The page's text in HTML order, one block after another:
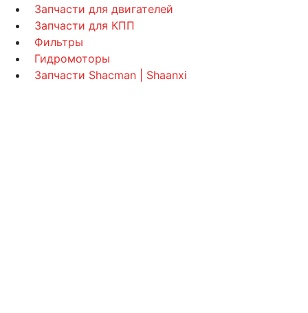
Запчасти для двигателей
Запчасти для КПП
Фильтры
Гидромоторы
Запчасти Shacman | Shaanxi